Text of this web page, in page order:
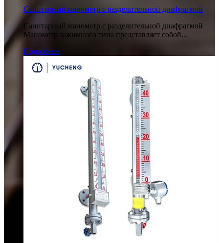
Санитарный манометр с разделительной диафрагмой
Санитарный манометр с разделительной диафрагмой
Манометр зажимного типа представляет собой...
Подробнее